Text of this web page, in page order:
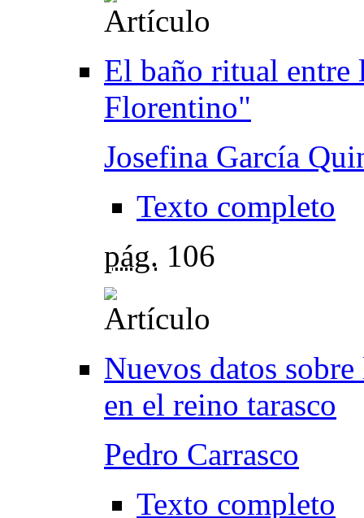
El baño ritual entre
Florentino"
Josefina García
Texto completo
pág. 106
Nuevos datos
en el reino tarasco
Pedro Carrasco
Texto completo